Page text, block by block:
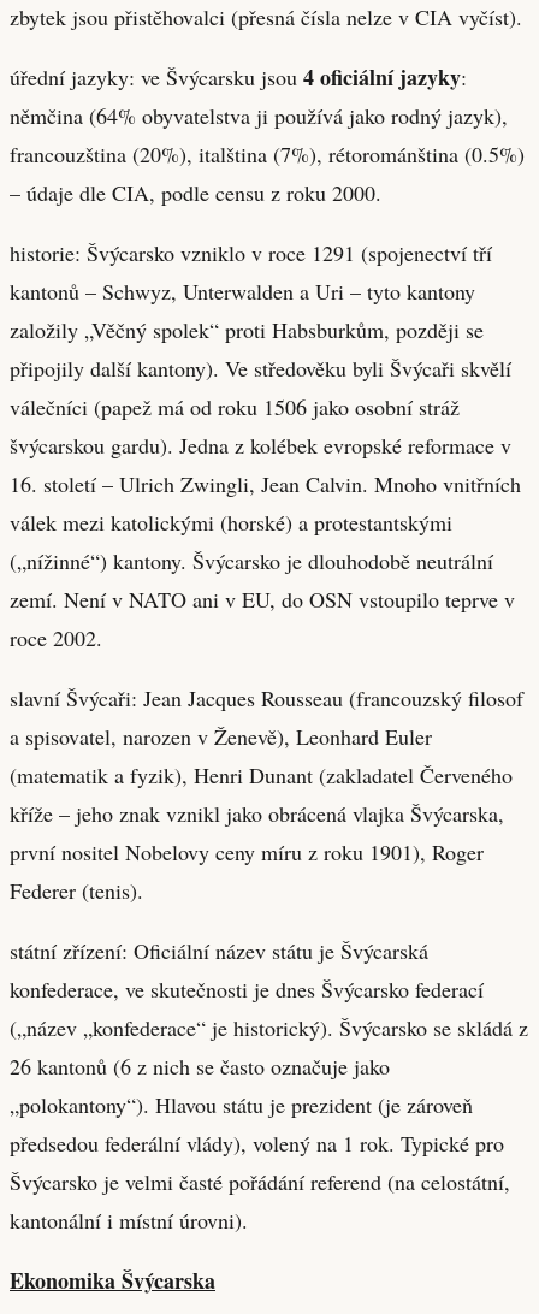
zbytek jsou přistěhovalci (přesná čísla nelze v CIA vyčíst).
úřední jazyky: ve Švýcarsku jsou 4 oficiální jazyky:
němčina (64% obyvatelstva ji používá jako rodný jazyk),
francouzština (20%), italština (7%), rétorománština (0.5%)
– údaje dle CIA, podle censu z roku 2000.
historie: Švýcarsko vzniklo v roce 1291 (spojenectví tří
kantonů – Schwyz, Unterwalden a Uri – tyto kantony
založily „Věčný spolek“ proti Habsburkům, později se
připojily další kantony). Ve středověku byli Švýcaři skvělí
válečníci (papež má od roku 1506 jako osobní stráž
švýcarskou gardu). Jedna z kolébek evropské reformace v
16. století – Ulrich Zwingli, Jean Calvin. Mnoho vnitřních
válek mezi katolickými (horské) a protestantskými
(„nížinné“) kantony. Švýcarsko je dlouhodobě neutrální
zemí. Není v NATO ani v EU, do OSN vstoupilo teprve v
roce 2002.
slavní Švýcaři: Jean Jacques Rousseau (francouzský filosof
a spisovatel, narozen v Ženevě), Leonhard Euler
(matematik a fyzik), Henri Dunant (zakladatel Červeného
kříže – jeho znak vznikl jako obrácená vlajka Švýcarska,
první nositel Nobelovy ceny míru z roku 1901), Roger
Federer (tenis).
státní zřízení: Oficiální název státu je Švýcarská
konfederace, ve skutečnosti je dnes Švýcarsko federací
(„název „konfederace“ je historický). Švýcarsko se skládá z
26 kantonů (6 z nich se často označuje jako
„polokantony“). Hlavou státu je prezident (je zároveň
předsedou federální vlády), volený na 1 rok. Typické pro
Švýcarsko je velmi časté pořádání referend (na celostátní,
kantonální i místní úrovni).
Ekonomika Švýcarska